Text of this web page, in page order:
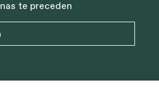
te preceden